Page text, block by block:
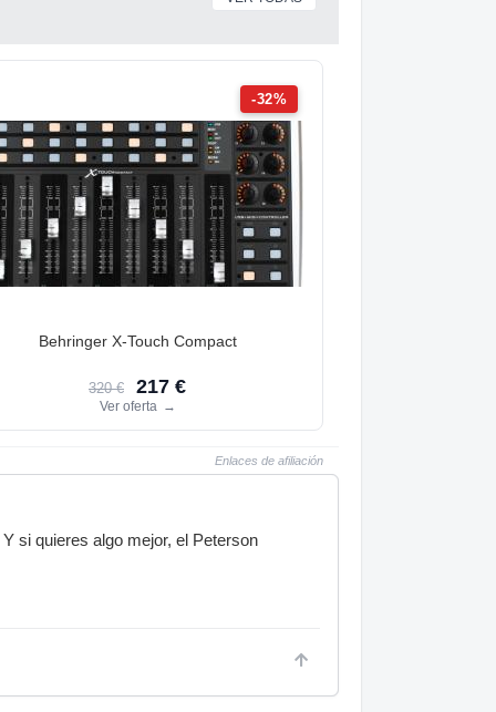
-32%
Behringer X-Touch Compact
320 € 217 €
Ver oferta →
Enlaces de afiliación
si quieres algo mejor, el Peterson